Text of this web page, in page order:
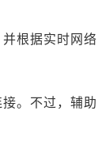
根据实时网络
。不过，辅助